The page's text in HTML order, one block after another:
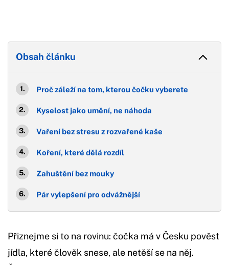
Obsah článku
Proč záleží na tom, kterou čočku vyberete
Kyselost jako umění, ne náhoda
Vaření bez stresu z rozvařené kaše
Koření, které dělá rozdíl
Zahuštění bez mouky
Pár vylepšení pro odvážnější
Přiznejme si to na rovinu: čočka má v Česku pověst
jídla, které člověk snese, ale netěší se na něj.